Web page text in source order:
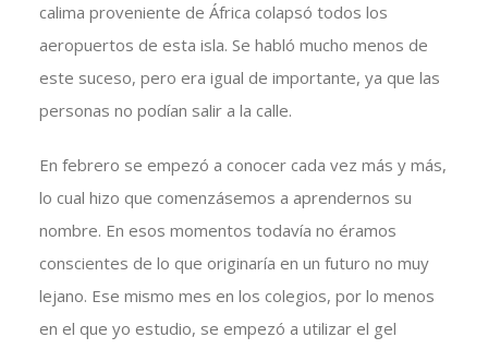
calima proveniente de África colapsó todos los
aeropuertos de esta isla. Se habló mucho menos de
este suceso, pero era igual de importante, ya que las
personas no podían salir a la calle.
En febrero se empezó a conocer cada vez más y más,
lo cual hizo que comenzásemos a aprendernos su
nombre. En esos momentos todavía no éramos
conscientes de lo que originaría en un futuro no muy
lejano. Ese mismo mes en los colegios, por lo menos
en el que yo estudio, se empezó a utilizar el gel